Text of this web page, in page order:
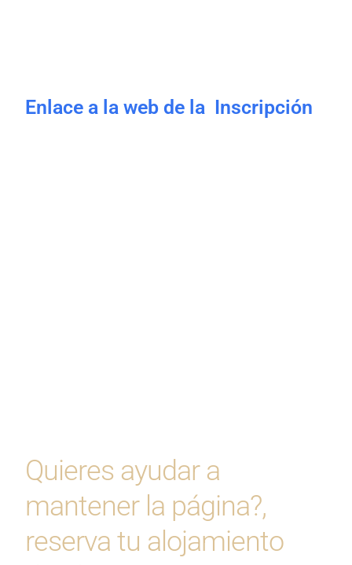
Enlace a la web de la Inscripción
Quieres ayudar a
mantener la página?,
reserva tu alojamiento